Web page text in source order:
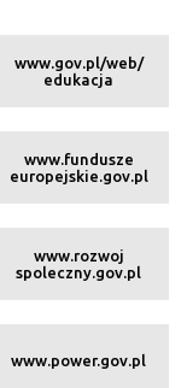
www.gov.pl/web/
edukacja
www.fundusze
europejskie.gov.pl
www.rozwoj
spoleczny.gov.pl
www.power.gov.pl